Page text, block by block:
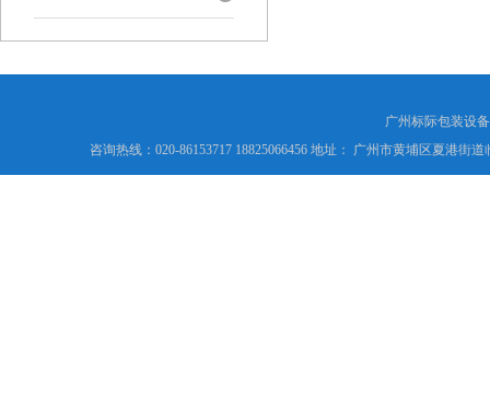
广州标际包装设
咨询热线：020-86153717 18825066456 地址： 广州市黄埔区夏港街